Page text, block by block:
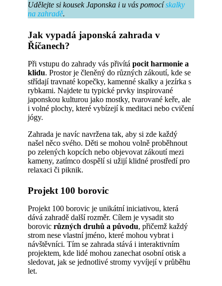
Udělejte si kousek Japonska i u vás pomocískalky
na zahradě.
Jak vypadá japonská zahrada v
Říčanech?
Při vstupu do zahrady vás přivítá pocit harmonie a
klidu. Prostor je členěný do různých zákoutí, kde se
střídají travnaté kopečky, kamenné skalky a jezírka s
rybkami. Najdete tu typické prvky inspirované
japonskou kulturou jako mostky, tvarované keře, ale
i volné plochy, které vybízejí k meditaci nebo cvičení
jógy.
Zahrada je navíc navržena tak, aby si zde každý
našel něco svého. Děti se mohou volně proběhnout
po zelených kopcích nebo objevovat zákoutí mezi
kameny, zatímco dospělí si užijí klidné prostředí pro
relaxaci či piknik.
Projekt 100 borovic
Projekt 100 borovic je unikátní iniciativou, která
dává zahradě další rozměr. Cílem je vysadit sto
borovic různých druhů a původu, přičemž každý
strom nese vlastní jméno, které mohou vybrat i
návštěvníci. Tím se zahrada stává i interaktivním
projektem, kde lidé mohou zanechat osobní otisk a
sledovat, jak se jednotlivé stromy vyvíjejí v průběhu
let.